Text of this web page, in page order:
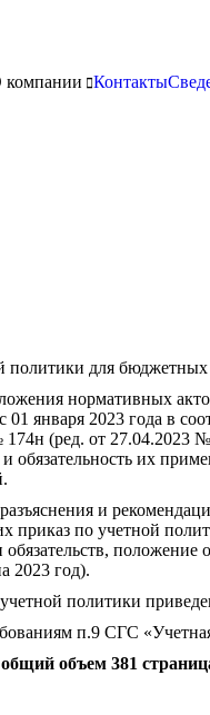
компании Контакты
для
нормативных
01 января 2023 года в
(ред. от 27.04.2023
обязательность их
и
по учетной
2023 год).
политики
п.9 СГС
объем 381